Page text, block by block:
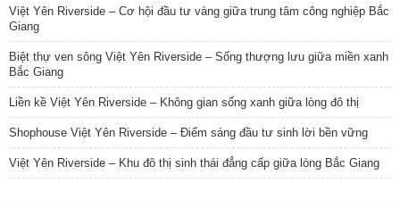
Việt Yên Riverside – Cơ hội đầu tư vàng giữa trung tâm công nghiệp Bắc
Giang
Biệt thự ven sông Việt Yên Riverside – Sống thượng lưu giữa miền xanh
Bắc Giang
Liền kề Việt Yên Riverside – Không gian sống xanh giữa lòng đô thị
Shophouse Việt Yên Riverside – Điểm sáng đầu tư sinh lời bền vững
Việt Yên Riverside – Khu đô thị sinh thái đẳng cấp giữa lòng Bắc Giang